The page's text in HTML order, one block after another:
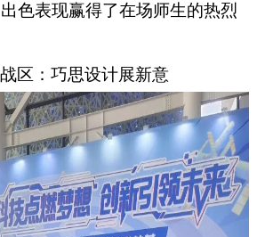
色表现赢得了在场师生的热烈
区：巧思设计展新意